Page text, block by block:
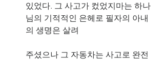
있었다. 그 사고가 컸었지마는 하나
님의 기적적인 은헤로 필자의 아내
의 생명은 살려
주셨으나 그 자동차는 사고로 완전